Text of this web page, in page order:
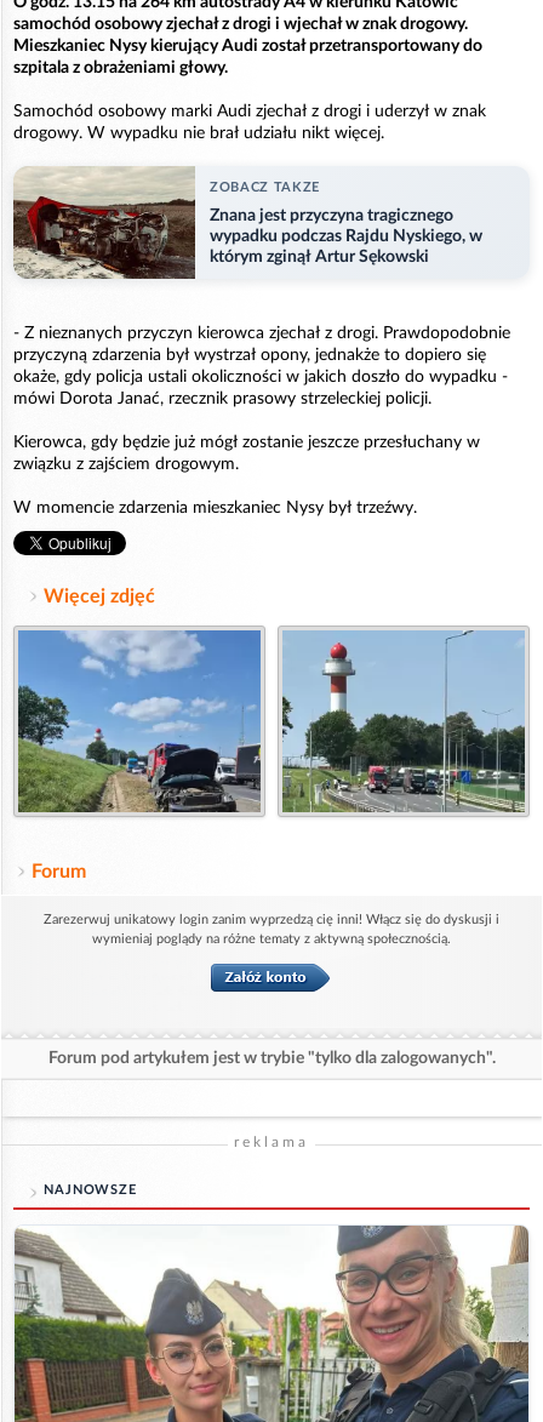
samochód osobowy zjechał z drogi i wjechał w znak drogowy.
Mieszkaniec Nysy kierujący Audi został przetransportowany do
szpitala z obrażeniami głowy.
Samochód osobowy marki Audi zjechał z drogi i uderzył w znak
drogowy. W wypadku nie brał udziału nikt więcej.
ZOBACZ TAKZE
Znana jest przyczyna tragicznego
wypadku podczas Rajdu Nyskiego, w
którym zginął Artur Sękowski
- Z nieznanych przyczyn kierowca zjechał z drogi. Prawdopodobnie
przyczyną zdarzenia był wystrzał opony, jednakże to dopiero się
okaże, gdy policja ustali okoliczności w jakich doszło do wypadku -
mówi Dorota Janać, rzecznik prasowy strzeleckiej policji.
Kierowca, gdy będzie już mógł zostanie jeszcze przesłuchany w
związku z zajściem drogowym.
W momencie zdarzenia mieszkaniec Nysy był trzeźwy.
Więcej zdjęć
Forum
Zarezerwuj unikatowy login zanim wyprzedzą cię inni! Włącz się do dyskusji i
wymieniaj poglądy na różne tematy z aktywną społecznością.
Forum pod artykułem jest w trybie "tylko dla zalogowanych".
reklama
NAJNOWSZE